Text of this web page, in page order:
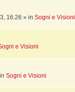
16:26 » in Sogni e Visioni
e Visioni
Sogni e Visioni